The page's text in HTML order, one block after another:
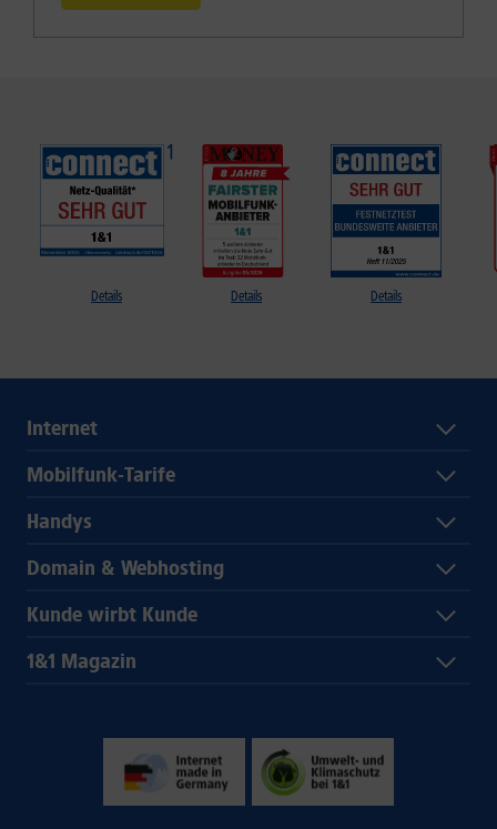
Details Details Details
Internet
Mobilfunk-Tarife
Handys
Domain & Webhosting
Kunde wirbt Kunde
1&1 Magazin